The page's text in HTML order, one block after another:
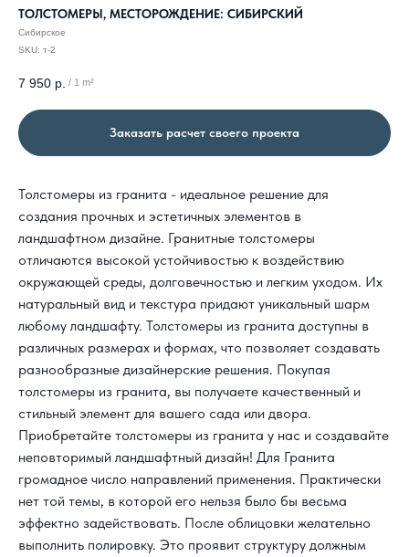
ТОЛСТОМЕРЫ, МЕСТОРОЖДЕНИЕ: СИБИРСКИЙ
Сибирское
SKU: т-2
7 950 р. / 1 m²
Заказать расчет своего проекта
Толстомеры из гранита - идеальное решение для
создания прочных и эстетичных элементов в
ландшафтном дизайне. Гранитные толстомеры
отличаются высокой устойчивостью к воздействию
окружающей среды, долговечностью и легким уходом. Их
натуральный вид и текстура придают уникальный шарм
любому ландшафту. Толстомеры из гранита доступны в
различных размерах и формах, что позволяет создавать
разнообразные дизайнерские решения. Покупая
толстомеры из гранита, вы получаете качественный и
стильный элемент для вашего сада или двора.
Приобретайте толстомеры из гранита у нас и создавайте
неповторимый ландшафтный дизайн! Для Гранита
громадное число направлений применения. Практически
нет той темы, в которой его нельзя было бы весьма
эффектно задействовать. После облицовки желательно
выполнить полировку. Это проявит структуру должным